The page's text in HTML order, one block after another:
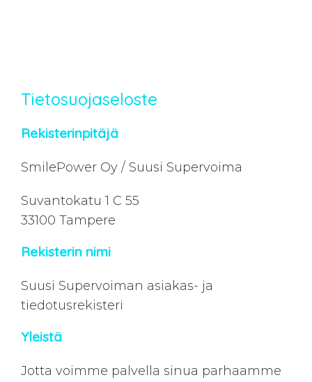
JatkaTietosuojaseloste
Rekisterinpitäjä
SmilePower Oy / Suusi Supervoima
Suvantokatu 1 C 55
33100 Tampere
Rekisterin nimi
Suusi Supervoiman asiakas- ja
tiedotusrekisteri
Yleistä
Jotta voimme palvella sinua parhaamme